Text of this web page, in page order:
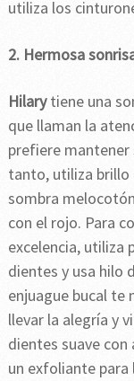
utiliza los
2. Hermosa
Hilarytiene una
que llaman la
prefiere
tanto, utiliza brillo
sombra
con el rojo. Para
excelencia, utiliza
dientes y usa hilo
enjuague bucal te
llevar la alegría y
dientes suave con
un exfoliante para